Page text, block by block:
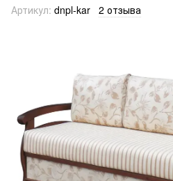
Артикул: dnpl-kar 2 отзыва